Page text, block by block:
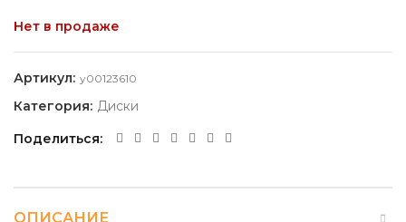
Нет в продаже
Артикул: y00123610
Категория: Диски
Поделиться
ОПИСАНИЕ